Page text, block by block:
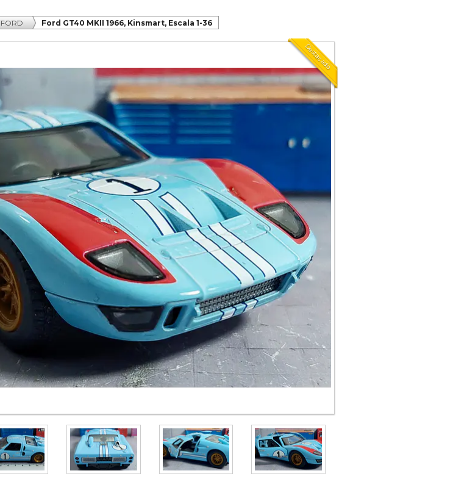
FORD Ford GT40 MKII 1966, Kinsmart, Escala 1-36
Destacado